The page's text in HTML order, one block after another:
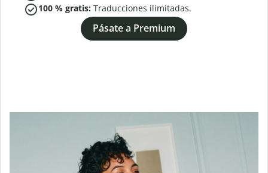
100 % gratis: Traducciones ilimitadas.
Pásate a Premium